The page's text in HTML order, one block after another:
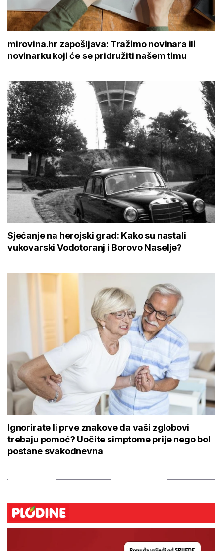
mirovina.hr zapošljava: Tražimo novinara ili
novinarku koji će se pridružiti našem timu
Sjećanje na herojski grad: Kako su nastali
vukovarski Vodotoranj i Borovo Naselje?
Ignorirate li prve znakove da vaši zglobovi
trebaju pomoć? Uočite simptome prije nego bol
postane svakodnevna